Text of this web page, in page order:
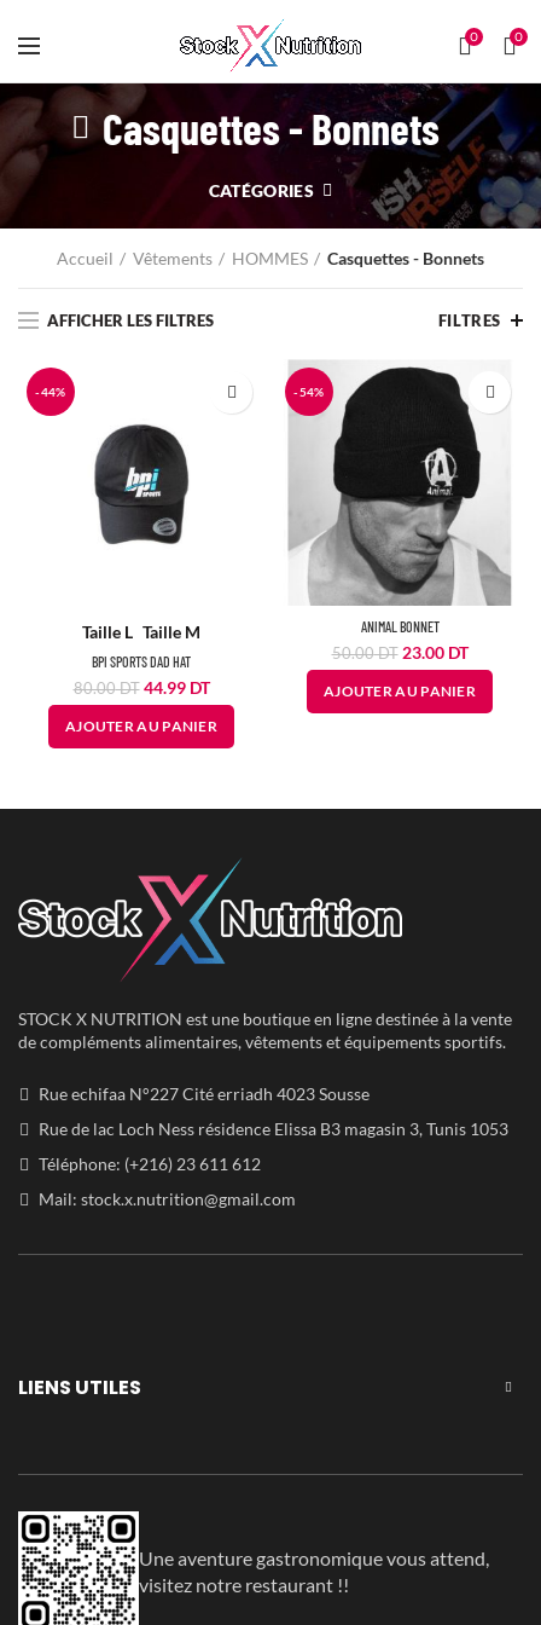
0 0
Casquettes - Bonnets
CATÉGORIES
Accueil Vêtements HOMMES Casquettes - Bonnets
AFFICHER LES FILTRES FILTRES
-44%
Taille L Taille M
BPI SPORTS DAD HAT
80.00DT Le
prix
initial
était :
44.99DTLe
prix
actuel
est :
AJOUTER AU PANIER
-54%
ANIMAL BONNET
50.00DT Le
prix
initial
était :
23.00DTLe
prix
actuel
est :
AJOUTER AU PANIER
STOCK X NUTRITION est une boutique en ligne destinée à la vente
de compléments alimentaires, vêtements et équipements sportifs.
Rue echifaa N°227 Cité erriadh 4023 Sousse
Rue de lac Loch Ness résidence Elissa B3 magasin 3, Tunis 1053
Téléphone: (+216) 23 611 612
Mail: stock.x.nutrition@gmail.com
LIENS UTILES
Une aventure gastronomique vous attend,
visitez notre restaurant !!